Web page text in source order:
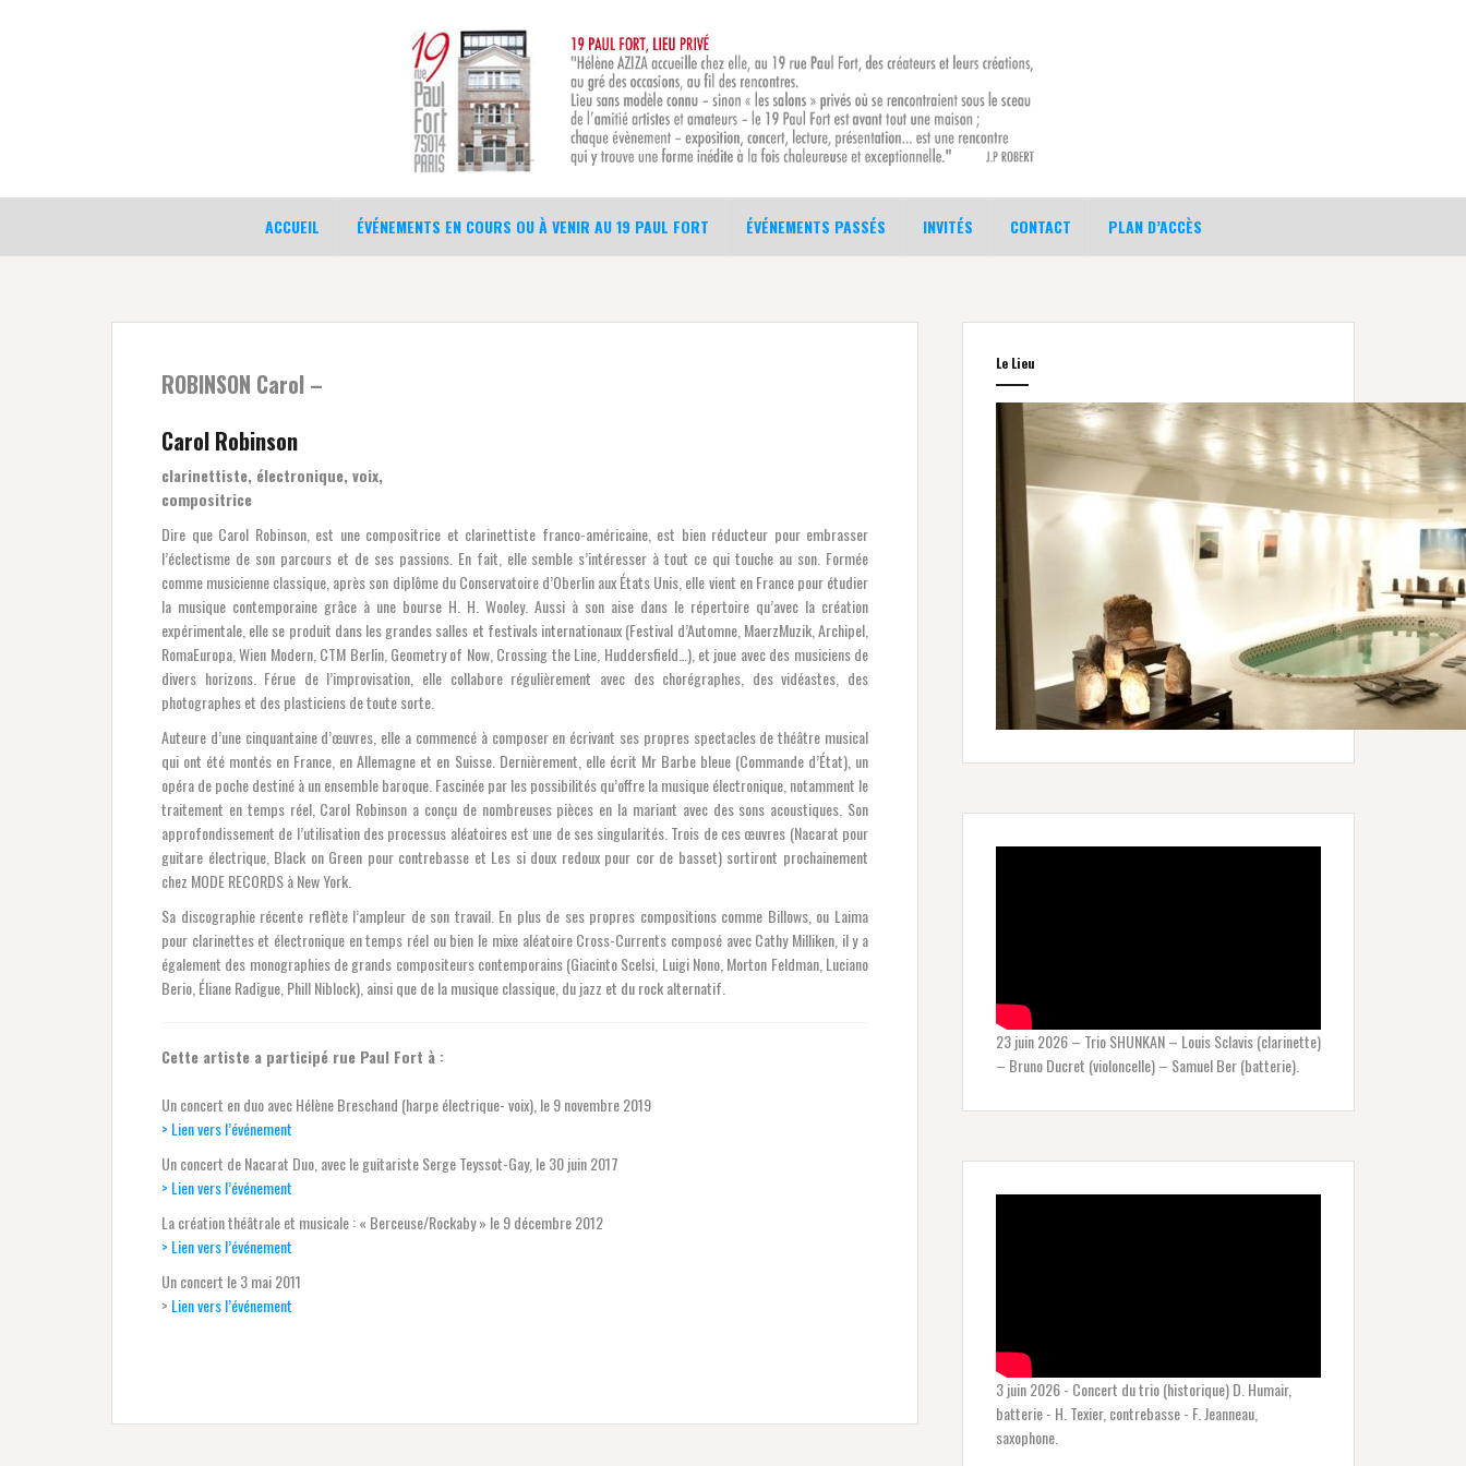
ACCUEIL ÉVÉNEMENTS EN COURS OU À VENIR AU 19 PAUL FORT ÉVÉNEMENTS PASSÉS INVITÉS CONTACT PLAN D’ACCÈS
ROBINSON Carol –
Carol Robinson
clarinettiste, électronique, voix,
compositrice
Dire que Carol Robinson, est une compositrice et clarinettiste franco-américaine, est bien réducteur pour embrasser
l’éclectisme de son parcours et de ses passions. En fait, elle semble s’intéresser à tout ce qui touche au son. Formée
comme musicienne classique, après son diplôme du Conservatoire d’Oberlin aux États Unis, elle vient en France pour étudier
la musique contemporaine grâce à une bourse H. H. Wooley. Aussi à son aise dans le répertoire qu’avec la création
expérimentale, elle se produit dans les grandes salles et festivals internationaux (Festival d’Automne, MaerzMuzik, Archipel,
RomaEuropa, Wien Modern, CTM Berlin, Geometry of Now, Crossing the Line, Huddersfield…), et joue avec des musiciens de
divers horizons. Férue de l’improvisation, elle collabore régulièrement avec des chorégraphes, des vidéastes, des
photographes et des plasticiens de toute sorte.
Auteure d’une cinquantaine d’œuvres, elle a commencé à composer en écrivant ses propres spectacles de théâtre musical
qui ont été montés en France, en Allemagne et en Suisse. Dernièrement, elle écrit Mr Barbe bleue (Commande d’État), un
opéra de poche destiné à un ensemble baroque. Fascinée par les possibilités qu’offre la musique électronique, notamment le
traitement en temps réel, Carol Robinson a conçu de nombreuses pièces en la mariant avec des sons acoustiques. Son
approfondissement de l’utilisation des processus aléatoires est une de ses singularités. Trois de ces œuvres (Nacarat pour
guitare électrique, Black on Green pour contrebasse et Les si doux redoux pour cor de basset) sortiront prochainement
chez MODE RECORDS à New York.
Sa discographie récente reflète l’ampleur de son travail. En plus de ses propres compositions comme Billows, ou Laima
pour clarinettes et électronique en temps réel ou bien le mixe aléatoire Cross-Currents composé avec Cathy Milliken, il y a
également des monographies de grands compositeurs contemporains (Giacinto Scelsi, Luigi Nono, Morton Feldman, Luciano
Berio, Éliane Radigue, Phill Niblock), ainsi que de la musique classique, du jazz et du rock alternatif.
Cette artiste a participé rue Paul Fort à :
Un concert en duo avec Hélène Breschand (harpe électrique- voix), le 9 novembre 2019
> Lien vers l’événement
Un concert de Nacarat Duo, avec le guitariste Serge Teyssot-Gay, le 30 juin 2017
> Lien vers l’événement
La création théâtrale et musicale : « Berceuse/Rockaby » le 9 décembre 2012
> Lien vers l’événement
Un concert le 3 mai 2011
> Lien vers l’événement
Le Lieu
23 juin 2026 – Trio SHUNKAN – Louis Sclavis (clarinette)
– Bruno Ducret (violoncelle) – Samuel Ber (batterie).
3 juin 2026 - Concert du trio (historique) D. Humair,
batterie - H. Texier, contrebasse - F. Jeanneau,
saxophone.